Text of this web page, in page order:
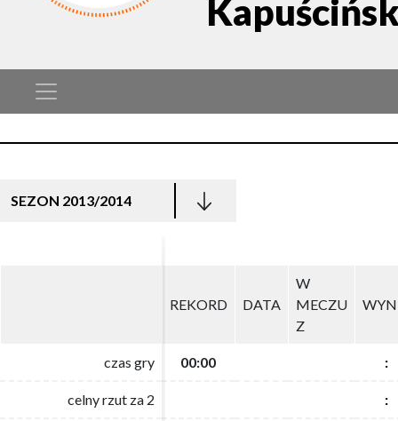
SEZON 2013/2014
REKORD DATA
W
MECZU
Z
czas gry 00:00 :
celny rzut za 2 :
REKORD DATA
W
MECZU
Z
czas gry 00:00 :
celny rzut za 2 :